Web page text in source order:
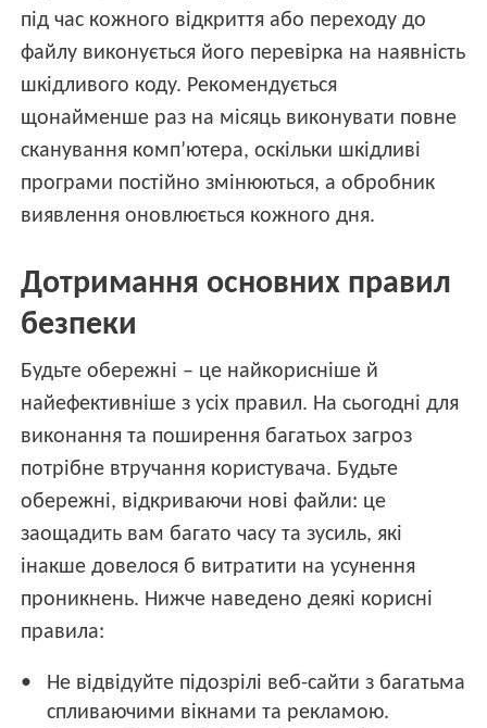
під час кожного відкриття або переходу до
файлу виконується його перевірка на наявність
шкідливого коду. Рекомендується
щонайменше раз на місяць виконувати повне
сканування комп’ютера, оскільки шкідливі
програми постійно змінюються, а обробник
виявлення оновлюється кожного дня.
Дотримання основних правил
безпеки
Будьте обережні – це найкорисніше й
найефективніше з усіх правил. На сьогодні для
виконання та поширення багатьох загроз
потрібне втручання користувача. Будьте
обережні, відкриваючи нові файли: це
заощадить вам багато часу та зусиль, які
інакше довелося б витратити на усунення
проникнень. Нижче наведено деякі корисні
правила:
Не відвідуйте підозрілі веб-сайти з багатьма
спливаючими вікнами та рекламою.